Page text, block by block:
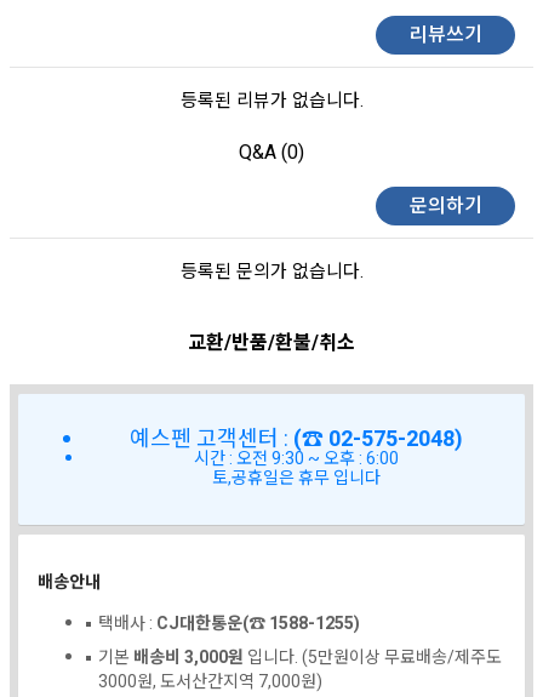
리뷰쓰기
등록된 리뷰가 없습니다.
Q&A (0)
문의하기
등록된 문의가 없습니다.
교환/반품/환불/취소
예스펜 고객센터 : (☎ 02-575-2048)
시간 : 오전 9:30 ~ 오후 : 6:00
토,공휴일은 휴무 입니다
배송안내
택배사 : CJ대한통운(☎ 1588-1255)
기본 배송비 3,000원 입니다. (5만원이상 무료배송/제주도
3000원, 도서산간지역 7,000원)